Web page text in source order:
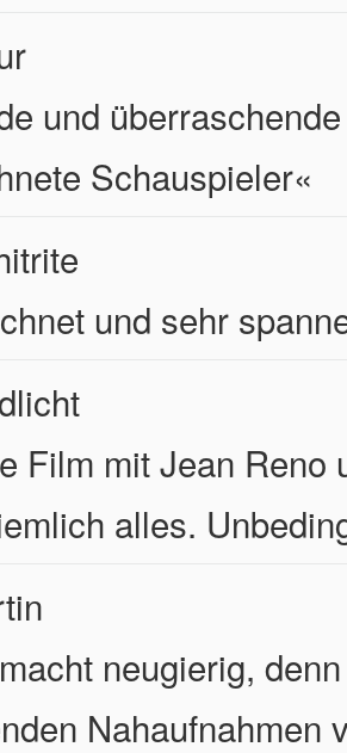
und
Schauspieler«
und sehr
Film mit Jean
alles.
neugierig,
Nahaufnahmen